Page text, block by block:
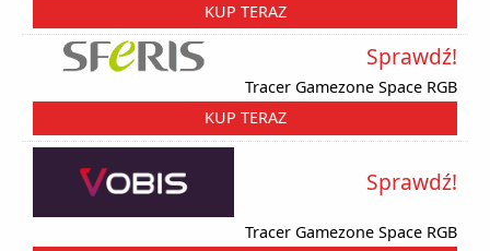
KUP TERAZ
Tracer Gamezone Space RGB
Sprawdź!
KUP TERAZ
Tracer Gamezone Space RGB
Sprawdź!